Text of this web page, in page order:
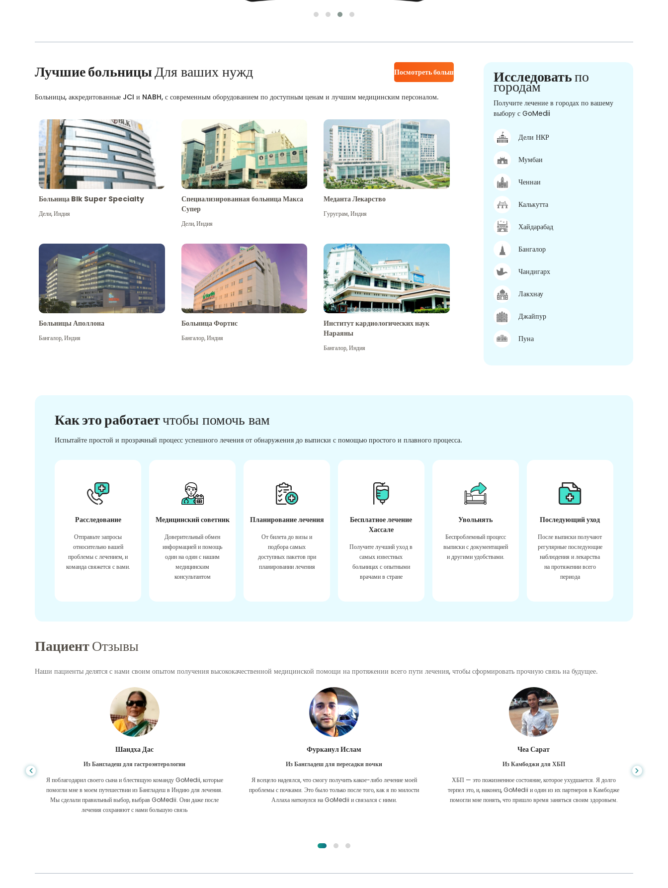
Лучшие больницыДля ваших нужд Посмотреть больше
Больницы, аккредитованные JCI и NABH, с современным оборудованием по доступным ценам и лучшим медицинским персоналом.
Больница Blk Super Specialty
Дели,Индия
Специализированная больница Макса
Супер
Дели,Индия
Меданта Лекарство
Гуруграм,Индия
Больницы Аполлона
Бангалор,Индия
Больница Фортис
Бангалор,Индия
Институт кардиологических наук
Нараяны
Бангалор,Индия
Исследоватьпо
городам
Получите лечение в городах по вашему
выбору с GoMedii
Дели НКР
Мумбаи
Ченнаи
Калькутта
Хайдарабад
Бангалор
Чандигарх
Лакхнау
Джайпур
Пуна
Как это работаетчтобы помочь вам
Испытайте простой и прозрачный процесс успешного лечения от обнаружения до выписки с помощью простого и плавного процесса.
Расследование
Отправьте запросы
относительно вашей
проблемы с лечением, и
команда свяжется с вами.
Медицинский советник
Доверительный обмен
информацией и помощь
один на один с нашим
медицинским
консультантом
Планирование лечения
От билета до визы и
подбора самых
доступных пакетов при
планировании лечения
Бесплатное лечение
Хассале
Получите лучший уход в
самых известных
больницах с опытными
врачами в стране
Увольнять
Беспроблемный процесс
выписки с документацией
и другими удобствами.
Последующий уход
После выписки получают
регулярные последующие
наблюдения и лекарства
на протяжении всего
периода
ПациентОтзывы
Наши пациенты делятся с нами своим опытом получения высококачественной медицинской помощи на протяжении всего пути лечения, чтобы сформировать прочную связь на будущее.
Шандха Дас
Из Бангладеш для гастроэнтерологии
Я поблагодарил своего сына и блестящую команду GoMedii, которые
помогли мне в моем путешествии из Бангладеш в Индию для лечения.
Мы сделали правильный выбор, выбрав GoMedii. Они даже после
лечения сохраняют с нами большую связь
Фурканул Ислам
Из Бангладеш для пересадки почки
Я всецело надеялся, что смогу получить какое-либо лечение моей
проблемы с почками. Это было только после того, как я по милости
Аллаха наткнулся на GoMedii и связался с ними.
Чеа Сарат
Из Камбоджи для ХБП
ХБП — это пожизненное состояние, которое ухудшается. Я долго
терпел это, и, наконец, GoMedii и один из их партнеров в Камбодже
помогли мне понять, что пришло время заняться своим здоровьем.